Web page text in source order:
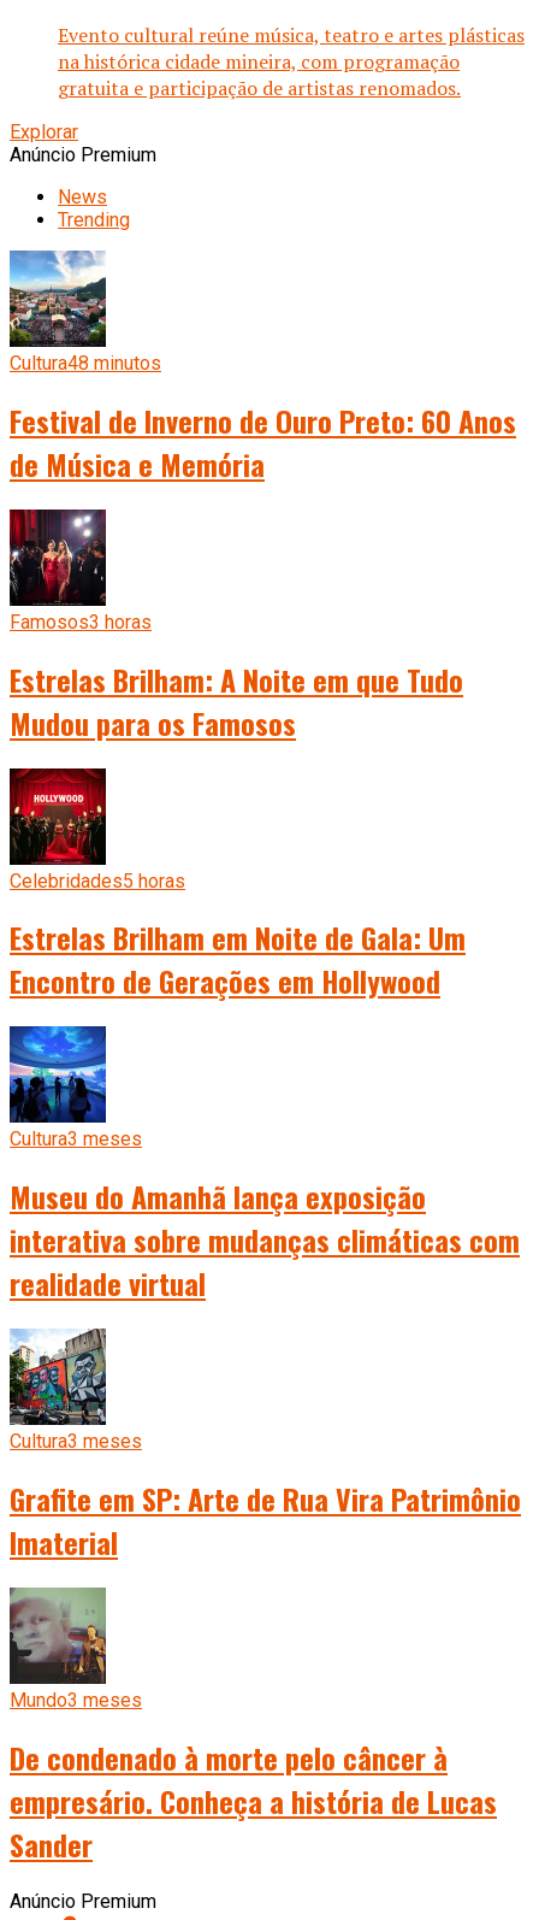
Evento cultural reúne música, teatro e artes plásticas
na histórica cidade mineira, com programação
gratuita e participação de artistas renomados.
Explorar
Anúncio Premium
News
Trending
Cultura48 minutos
Festival de Inverno de Ouro Preto: 60 Anos
de Música e Memória
Famosos3 horas
Estrelas Brilham: A Noite em que Tudo
Mudou para os Famosos
Celebridades5 horas
Estrelas Brilham em Noite de Gala: Um
Encontro de Gerações em Hollywood
Cultura3 meses
Museu do Amanhã lança exposição
interativa sobre mudanças climáticas com
realidade virtual
Cultura3 meses
Grafite em SP: Arte de Rua Vira Patrimônio
Imaterial
Mundo3 meses
De condenado à morte pelo câncer à
empresário. Conheça a história de Lucas
Sander
Anúncio Premium